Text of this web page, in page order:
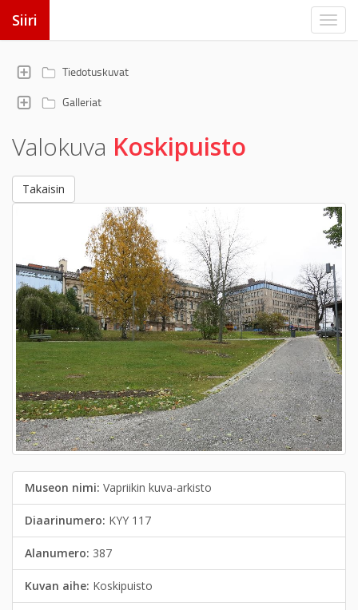
Siiri
Tiedotuskuvat
Galleriat
Valokuva Koskipuisto
Takaisin
Museon nimi: Vapriikin kuva-arkisto
Diaarinumero: KYY 117
Alanumero: 387
Kuvan aihe: Koskipuisto